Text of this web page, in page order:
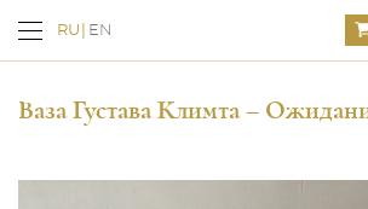
RU EN
Ваза Густава Климта –